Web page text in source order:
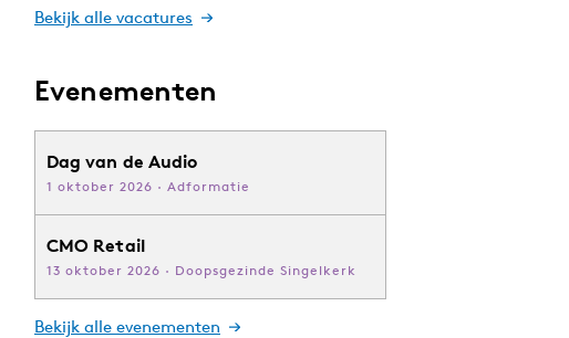
Bekijk alle vacatures
Evenementen
Dag van de Audio
1 oktober 2026 · Adformatie
CMO Retail
13 oktober 2026 · Doopsgezinde Singelkerk
Bekijk alle evenementen